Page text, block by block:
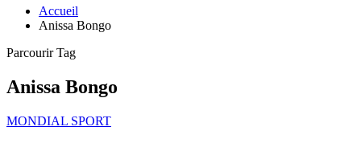
Accueil
Anissa Bongo
Parcourir Tag
Anissa Bongo
MONDIAL SPORT